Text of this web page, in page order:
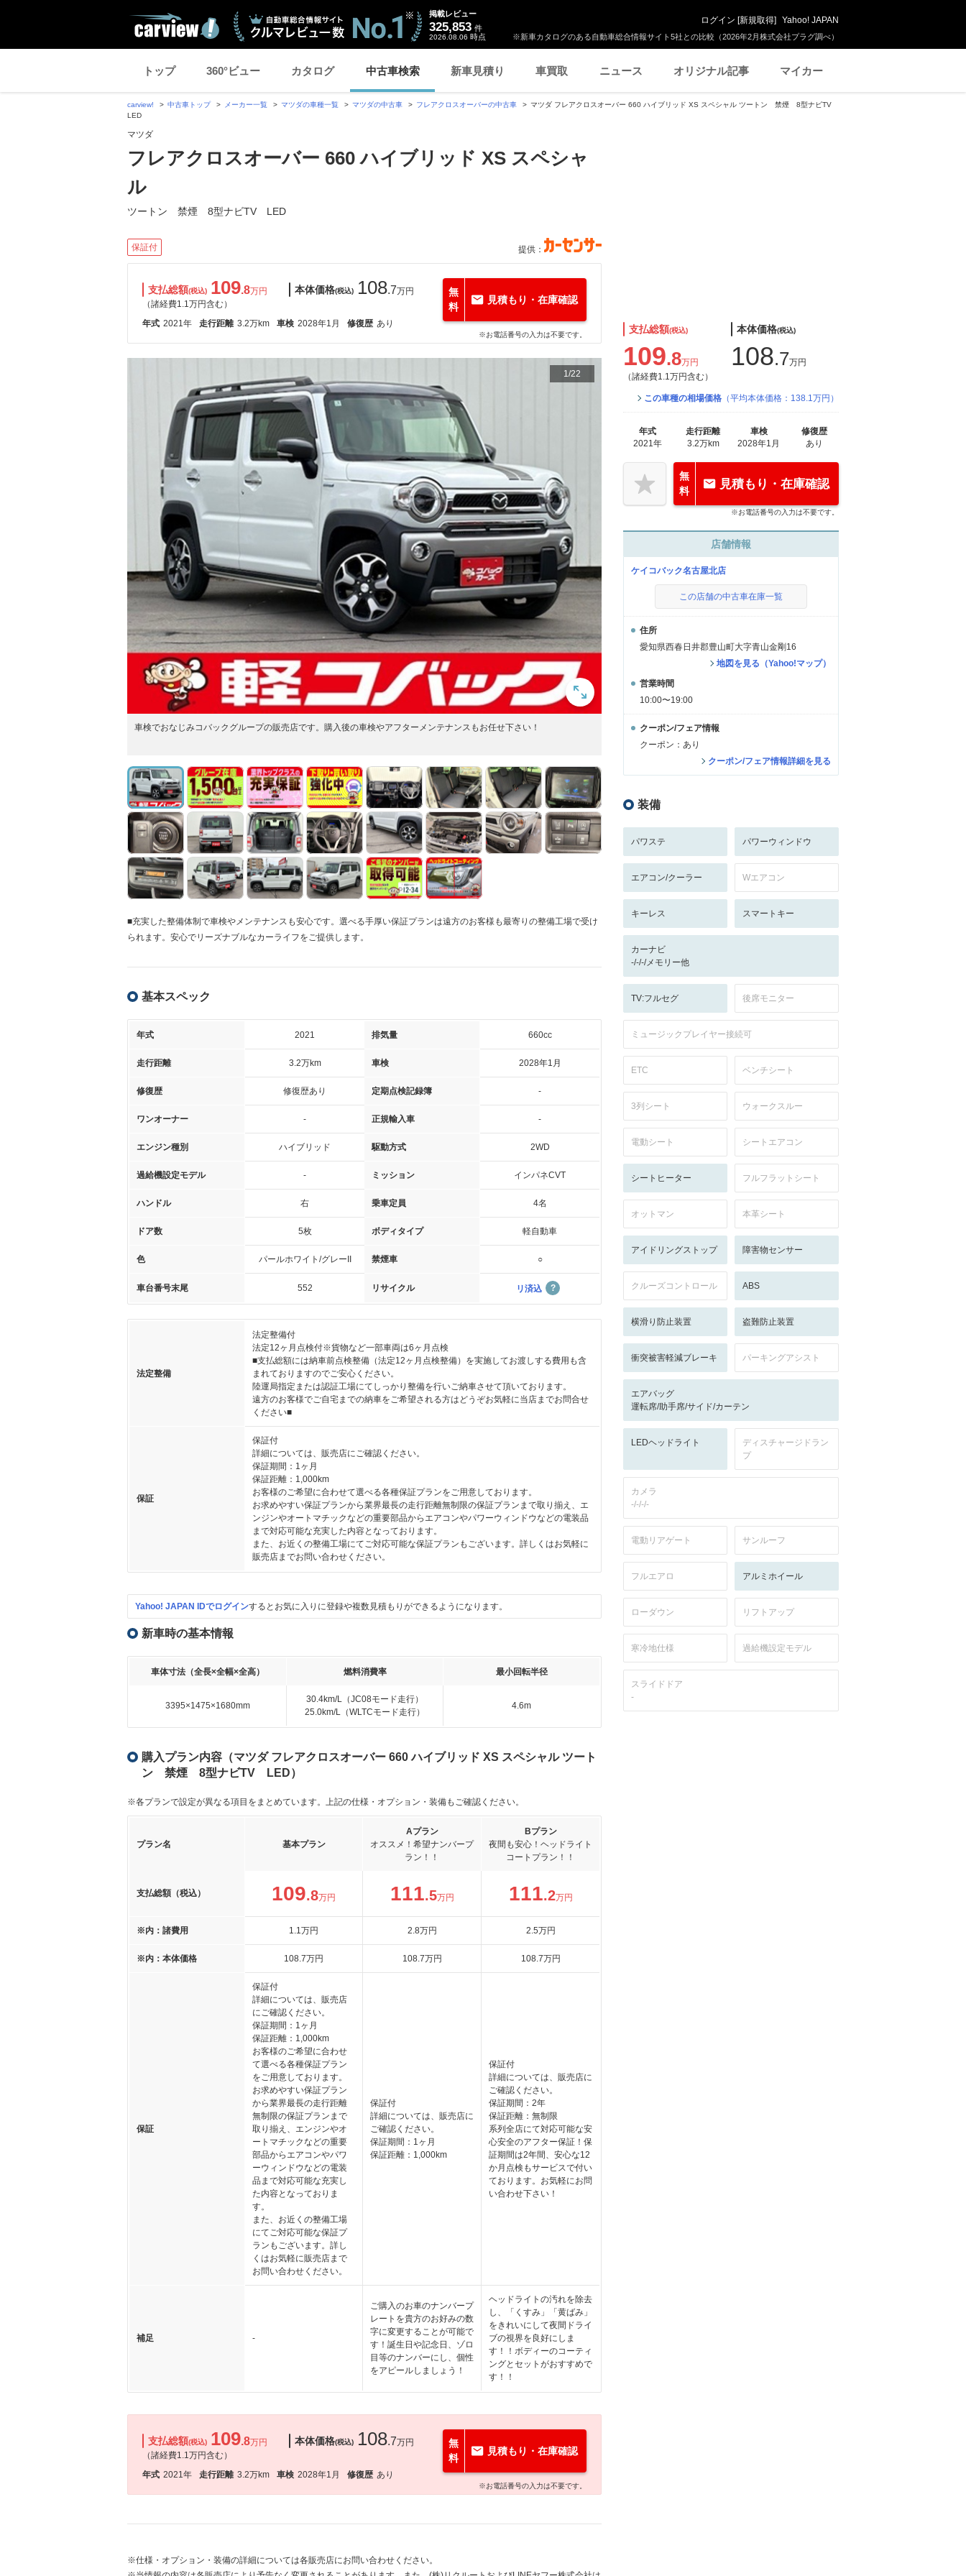
※新車カタログのある自動車総合情報サイト5社との比較（2026年2月株式会社プラグ調べ）
掲載レビュー
325,853 件
2026.08.06 時点
ログイン [新規取得] Yahoo! JAPAN
トップ 360°ビュー カタログ 中古車検索 新車見積り 車買取 ニュース オリジナル記事 マイカー
carview! 中古車トップ メーカー一覧 マツダの車種一覧 マツダの中古車 フレアクロスオーバーの中古車
マツダ フレアクロスオーバー 660 ハイブリッド XS スペシャル ツートン 禁煙 8型ナビTV
LED
マツダ
フレアクロスオーバー 660 ハイブリッド XS スペシャ
ル
ツートン 禁煙 8型ナビTV LED
保証付 提供：
支払総額(税込) 109.8万円
（諸経費1.1万円含む）
本体価格(税込) 108.7万円
年式 2021年 走行距離 3.2万km 車検 2028年1月 修復歴 あり
無
料
見積もり・在庫確認
※お電話番号の入力は不要です。
1/22
車検でおなじみコバックグループの販売店です。購入後の車検やアフターメンテナンスもお任せ下さい！
■充実した整備体制で車検やメンテナンスも安心です。選べる手厚い保証プランは遠方のお客様も最寄りの整備工場で受け
られます。安心でリーズナブルなカーライフをご提供します。
基本スペック
年式 2021 排気量 660cc
走行距離 3.2万km 車検 2028年1月
修復歴 修復歴あり 定期点検記録簿 -
ワンオーナー - 正規輸入車 -
エンジン種別 ハイブリッド 駆動方式 2WD
過給機設定モデル - ミッション インパネCVT
ハンドル 右 乗車定員 4名
ドア数 5枚 ボディタイプ 軽自動車
色 パールホワイト/グレーII 禁煙車 ○
車台番号末尾 552 リサイクル リ済込
法定整備
法定整備付
法定12ヶ月点検付※貨物など一部車両は6ヶ月点検
■支払総額には納車前点検整備（法定12ヶ月点検整備）を実施してお渡しする費用も含
まれておりますのでご安心ください。
陸運局指定または認証工場にてしっかり整備を行いご納車させて頂いております。
遠方のお客様でご自宅までの納車をご希望される方はどうぞお気軽に当店までお問合せ
ください■
保証
保証付
詳細については、販売店にご確認ください。
保証期間：1ヶ月
保証距離：1,000km
お客様のご希望に合わせて選べる各種保証プランをご用意しております。
お求めやすい保証プランから業界最長の走行距離無制限の保証プランまで取り揃え、エ
ンジンやオートマチックなどの重要部品からエアコンやパワーウィンドウなどの電装品
まで対応可能な充実した内容となっております。
また、お近くの整備工場にてご対応可能な保証プランもございます。詳しくはお気軽に
販売店までお問い合わせください。
Yahoo! JAPAN IDでログインするとお気に入りに登録や複数見積もりができるようになります。
新車時の基本情報
車体寸法（全長×全幅×全高） 燃料消費率 最小回転半径
3395×1475×1680mm
30.4km/L（JC08モード走行）
25.0km/L（WLTCモード走行）
4.6m
購入プラン内容（マツダ フレアクロスオーバー 660 ハイブリッド XS スペシャル ツート
ン 禁煙 8型ナビTV LED）
※各プランで設定が異なる項目をまとめています。上記の仕様・オプション・装備もご確認ください。
プラン名 基本プラン
Aプラン
オススメ！希望ナンバープ
ラン！！
Bプラン
夜間も安心！ヘッドライト
コートプラン！！
支払総額（税込） 109.8万円 111.5万円 111.2万円
※内：諸費用 1.1万円 2.8万円 2.5万円
※内：本体価格 108.7万円 108.7万円 108.7万円
保証
保証付
詳細については、販売店
にご確認ください。
保証期間：1ヶ月
保証距離：1,000km
お客様のご希望に合わせ
て選べる各種保証プラン
をご用意しております。
お求めやすい保証プラン
から業界最長の走行距離
無制限の保証プランまで
取り揃え、エンジンやオ
ートマチックなどの重要
部品からエアコンやパワ
ーウィンドウなどの電装
品まで対応可能な充実し
た内容となっておりま
す。
また、お近くの整備工場
にてご対応可能な保証プ
ランもございます。詳し
くはお気軽に販売店まで
お問い合わせください。
保証付
詳細については、販売店に
ご確認ください。
保証期間：1ヶ月
保証距離：1,000km
保証付
詳細については、販売店に
ご確認ください。
保証期間：2年
保証距離：無制限
系列全店にて対応可能な安
心安全のアフター保証！保
証期間は2年間、安心な12
か月点検もサービスで付い
ております。お気軽にお問
い合わせ下さい！
補足 -
ご購入のお車のナンバープ
レートを貴方のお好みの数
字に変更することが可能で
す！誕生日や記念日、ゾロ
目等のナンバーにし、個性
をアピールしましょう！
ヘッドライトの汚れを除去
し、「くすみ」「黄ばみ」
をきれいにして夜間ドライ
ブの視界を良好にしま
す！！ボディーのコーティ
ングとセットがおすすめで
す！！
支払総額(税込) 109.8万円
（諸経費1.1万円含む）
本体価格(税込) 108.7万円
年式 2021年 走行距離 3.2万km 車検 2028年1月 修復歴 あり
無
料
見積もり・在庫確認
※お電話番号の入力は不要です。
※仕様・オプション・装備の詳細については各販売店にお問い合わせください。
支払総額(税込)
109.8万円
（諸経費1.1万円含む）
本体価格(税込)
108.7万円
この車種の相場価格 （平均本体価格：138.1万円）
年式
2021年
走行距離
3.2万km
車検
2028年1月
修復歴
あり
無
料
見積もり・在庫確認
※お電話番号の入力は不要です。
店舗情報
ケイコバック名古屋北店
この店舗の中古車在庫一覧
住所
愛知県西春日井郡豊山町大字青山金剛16
地図を見る（Yahoo!マップ）
営業時間
10:00〜19:00
クーポン/フェア情報
クーポン：あり
クーポン/フェア情報詳細を見る
装備
パワステ パワーウィンドウ
エアコン/クーラー Wエアコン
キーレス スマートキー
カーナビ
-/-/-/メモリー他
TV:フルセグ 後席モニター
ミュージックプレイヤー接続可
ETC ベンチシート
3列シート ウォークスルー
電動シート シートエアコン
シートヒーター フルフラットシート
オットマン 本革シート
アイドリングストップ 障害物センサー
クルーズコントロール ABS
横滑り防止装置 盗難防止装置
衝突被害軽減ブレーキ パーキングアシスト
エアバッグ
運転席/助手席/サイド/カーテン
LEDヘッドライト
ディスチャージドラン
プ
カメラ
-/-/-/-
電動リアゲート サンルーフ
フルエアロ アルミホイール
ローダウン リフトアップ
寒冷地仕様 過給機設定モデル
スライドドア
-